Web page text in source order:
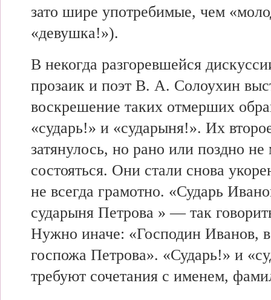
зато шире употребимые, чем
«девушка!»).
В некогда разгоревшейся
прозаик и поэт В. А. Солоухин
воскрешение таких отмерших
«сударь!» и «сударыня!». Их
затянулось, но рано или поздно не
состояться. Они стали снова
не всегда грамотно. «Сударь
сударыня Петрова » — так
Нужно иначе: «Господин Иванов,
госпожа Петрова». «Сударь!» и
требуют сочетания с именем,